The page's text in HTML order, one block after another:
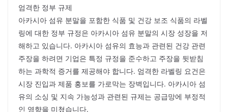
엄격한 정부 규제
아카시아 섬유 분말을 포함한 식품 및 건강 보조 식품의 라벨
링에 대한 정부 규정은 아카시아 섬유 분말의 시장 성장을 저
해하고 있습니다. 아카시아 섬유의 효능과 관련된 건강 관련
주장을 하려면 기업은 특정 규정을 준수하고 주장을 뒷받침
하는 과학적 증거를 제공해야 합니다. 엄격한 라벨링 요건은
시장 진입과 제품 홍보를 가로막는 장벽입니다. 아카시아 섬
유의 소싱 및 지속 가능성과 관련된 규제는 공급망에 부정적
인 영향을 미쳤습니다.